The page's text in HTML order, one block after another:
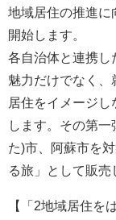
地域居住の推進に
開始します。
各自治体と連携し
魅力だけでなく
居住をイメージ
します。その第
た)市、阿蘇市を
る旅」として販売
【「2地域居住を